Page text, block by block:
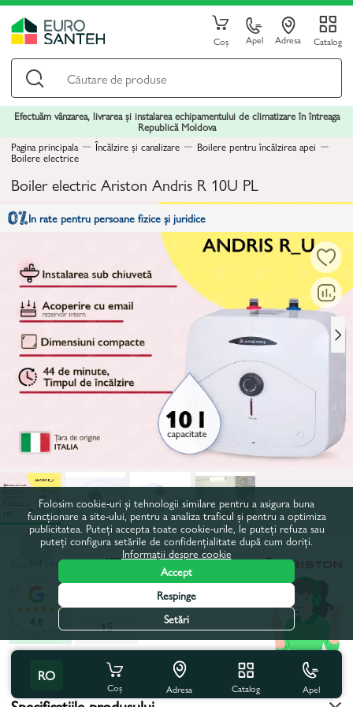
Coș Apel Adresa Catalog
Efectuăm vânzarea, livrarea și instalarea echipamentului de climatizare în întreaga
Republică Moldova
Pagina principala
Încălzire și canalizare Boilere pentru încălzirea apei
Boilere electrice
Boiler electric Ariston Andris R 10U PL
In rate pentru persoane fizice și juridice
Codul produsului:17250
Volum, l:
10
10
15
Toate caracteristicile
RO
Coș Adresa Catalog Apel
4.8
Folosim cookie-uri și tehnologii similare pentru a asigura buna
funcționare a site-ului, pentru a analiza traficul și pentru a optimiza
publicitatea. Puteți accepta toate cookie-urile, le puteți refuza sau
puteți configura setările de confidențialitate după cum doriți.
Informații despre cookie
Accept
Respinge
Setări